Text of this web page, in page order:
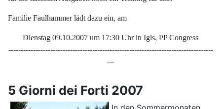
Familie Faulhammer lädt dazu ein, am
Dienstag 09.10.2007 um 17:30 Uhr in Igls, PP Congress
-----------------------------------------------------------------------------------
---
5 Giorni dei Forti 2007